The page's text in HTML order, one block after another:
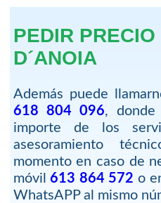
PEDIR
D´ANOIA
Además puede
618 804 096, donde
importe de los
asesoramiento
momento en caso de
móvil613 864 572 o
WhatsAPP al mismo